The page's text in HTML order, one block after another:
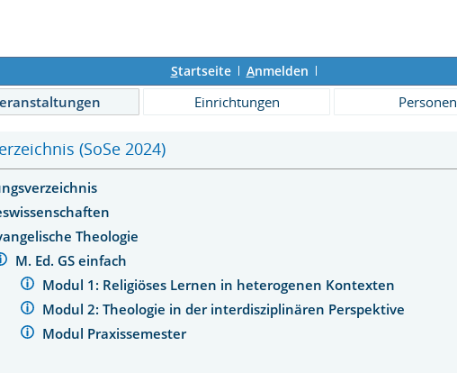
Startseite Anmelden
Einrichtungen Personen
(SoSe 2024)
Theologie
M. Ed. GS einfach
Modul 1: Religiöses Lernen in heterogenen Kontexten
Modul 2: Theologie in der interdisziplinären Perspektive
Modul Praxissemester